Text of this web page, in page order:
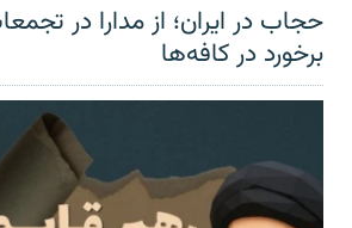
حجاب در ایران؛ از مدارا در
برخورد در کافه‌ها